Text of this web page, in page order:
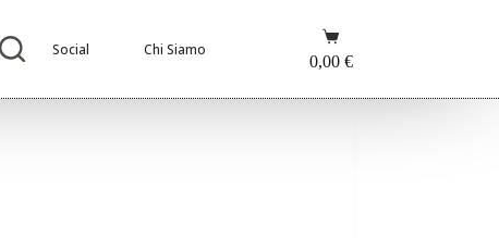
Social Chi Siamo
Carrello
0,00 €